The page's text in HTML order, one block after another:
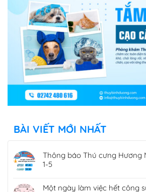
BÀI VIẾT MỚI NHẤT
Thông báo Thú cưng Hương
1-5
Một ngày làm việc hết công